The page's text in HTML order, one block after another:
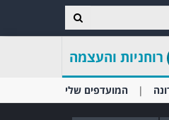
רוחניות והעצמה
המועדפים שלי